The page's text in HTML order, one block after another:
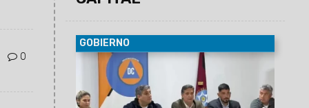
0
GOBIERNO
04/08/2026
Desde hace más de dos
años, el organismo mantiene encuentros
de trabajo para evaluar las variables
climáticas y coordinar acciones